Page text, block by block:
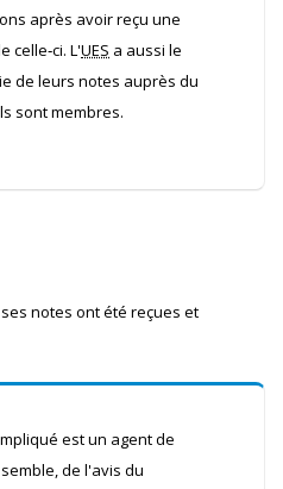
après avoir reçu une
celle‐ci. L'UES a aussi le
de leurs notes auprès du
sont membres.
notes ont été reçues et
est un agent de
de l'avis du